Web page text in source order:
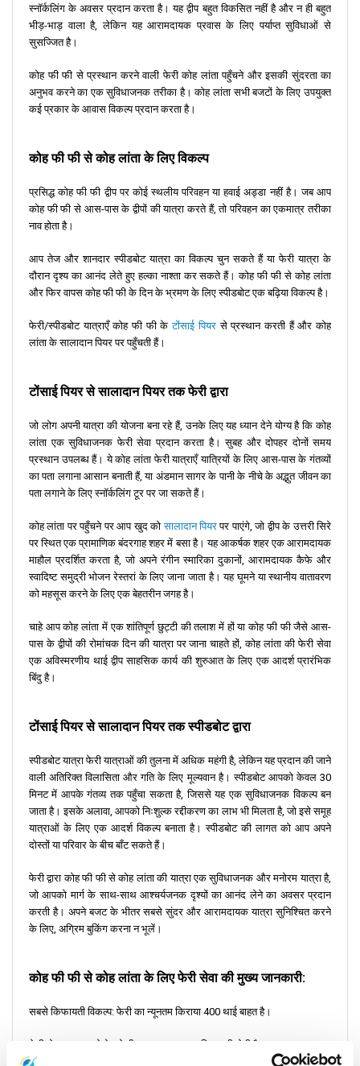
स्नॉर्कलिंग के अवसर प्रदान करता है। यह द्वीप बहुत विकसित नहीं है और न ही बहुत
भीड़-भाड़ वाला है, लेकिन यह आरामदायक प्रवास के लिए पर्याप्त सुविधाओं से
सुसज्जित है।
कोह फी फी से प्रस्थान करने वाली फेरी कोह लांता पहुँचने और इसकी सुंदरता का
अनुभव करने का एक सुविधाजनक तरीका है। कोह लांता सभी बजटों के लिए उपयुक्त
कई प्रकार के आवास विकल्प प्रदान करता है।
कोह फी फी से कोह लांता के लिए विकल्प
प्रसिद्ध कोह फी फी द्वीप पर कोई स्थलीय परिवहन या हवाई अड्डा नहीं है। जब आप
कोह फी फी से आस-पास के द्वीपों की यात्रा करते हैं, तो परिवहन का एकमात्र तरीका
नाव होता है।
आप तेज और शानदार स्पीडबोट यात्रा का विकल्प चुन सकते हैं या फेरी यात्रा के
दौरान दृश्य का आनंद लेते हुए हल्का नाश्ता कर सकते हैं। कोह फी फी से कोह लांता
और फिर वापस कोह फी फी के दिन के भ्रमण के लिए स्पीडबोट एक बढ़िया विकल्प है।
फेरी/स्पीडबोट यात्राएँ कोह फी फी केटोंसाई पियरसे प्रस्थान करती हैं और कोह
लांता के सालादान पियर पर पहुँचती हैं।
टोंसाई पियर से सालादान पियर तक फेरी द्वारा
जो लोग अपनी यात्रा की योजना बना रहे हैं, उनके लिए यह ध्यान देने योग्य है कि कोह
लांता एक सुविधाजनक फेरी सेवा प्रदान करता है। सुबह और दोपहर दोनों समय
प्रस्थान उपलब्ध हैं। ये कोह लांता फेरी यात्राएँ यात्रियों के लिए आस-पास के गंतव्यों
का पता लगाना आसान बनाती हैं, या अंडमान सागर के पानी के नीचे के अद्भुत जीवन का
पता लगाने के लिए स्नॉर्कलिंग टूर पर जा सकते हैं।
कोह लांता पर पहुँचने पर आप खुद कोसालादान पियरपर पाएंगे, जो द्वीप के उत्तरी सिरे
पर स्थित एक प्रामाणिक बंदरगाह शहर में बसा है। यह आकर्षक शहर एक आरामदायक
माहौल प्रदर्शित करता है, जो अपने रंगीन स्मारिका दुकानों, आरामदायक कैफे और
स्वादिष्ट समुद्री भोजन रेस्तरां के लिए जाना जाता है। यह घूमने या स्थानीय वातावरण
को महसूस करने के लिए एक बेहतरीन जगह है।
चाहे आप कोह लांता में एक शांतिपूर्ण छुट्टी की तलाश में हों या कोह फी फी जैसे आस-
पास के द्वीपों की रोमांचक दिन की यात्रा पर जाना चाहते हों, कोह लांता की फेरी सेवा
एक अविस्मरणीय थाई द्वीप साहसिक कार्य की शुरुआत के लिए एक आदर्श प्रारंभिक
बिंदु है।
टोंसाई पियर से सालादान पियर तक स्पीडबोट द्वारा
स्पीडबोट यात्रा फेरी यात्राओं की तुलना में अधिक महंगी है, लेकिन यह प्रदान की जाने
वाली अतिरिक्त विलासिता और गति के लिए मूल्यवान है। स्पीडबोट आपको केवल 30
मिनट में आपके गंतव्य तक पहुँचा सकता है, जिससे यह एक सुविधाजनक विकल्प बन
जाता है। इसके अलावा, आपको निःशुल्क रद्दीकरण का लाभ भी मिलता है, जो इसे समूह
यात्राओं के लिए एक आदर्श विकल्प बनाता है। स्पीडबोट की लागत को आप अपने
दोस्तों या परिवार के बीच बाँट सकते हैं।
फेरी द्वारा कोह फी फी से कोह लांता की यात्रा एक सुविधाजनक और मनोरम यात्रा है,
जो आपको मार्ग के साथ-साथ आश्चर्यजनक दृश्यों का आनंद लेने का अवसर प्रदान
करती है। अपने बजट के भीतर सबसे सुंदर और आरामदायक यात्रा सुनिश्चित करने
के लिए, अग्रिम बुकिंग करना न भूलें।
कोह फी फी से कोह लांता के लिए फेरी सेवा की मुख्य जानकारी:
सबसे किफायती विकल्प:फेरी का न्यूनतम किराया 400 थाई बाहत है।
तेजी से यात्रा: सबसे तेज़ फेरी यात्रा लगभग 30 मिनट की होती है।